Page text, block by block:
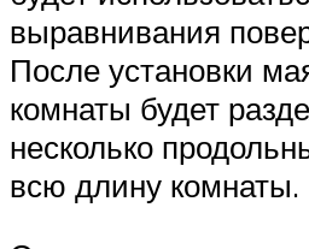
выравнивания
После установки
комнаты будет
несколько
всю длину комнаты.